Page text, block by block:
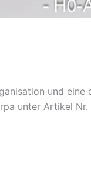
und
unter Artikel